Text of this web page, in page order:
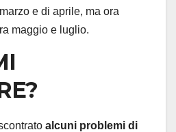
e di aprile, ma ora
maggio e luglio.
alcuni problemi di